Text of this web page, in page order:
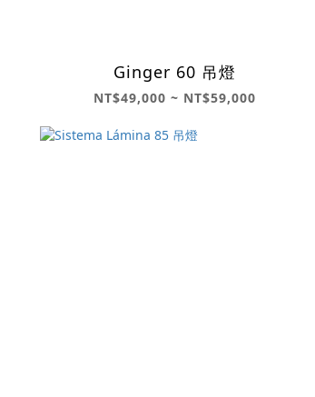
Ginger 60 吊燈
NT$49,000 ~ NT$59,000